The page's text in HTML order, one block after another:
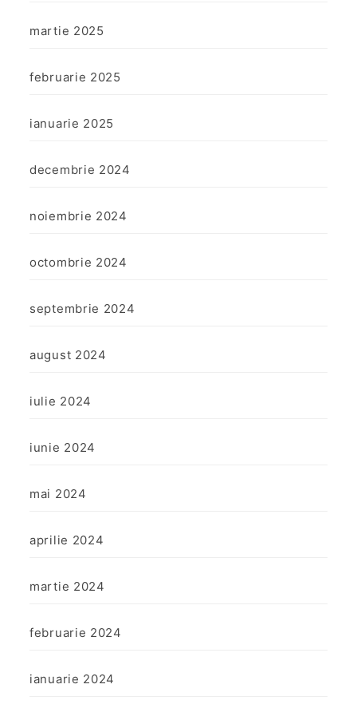
martie 2025
februarie 2025
ianuarie 2025
decembrie 2024
noiembrie 2024
octombrie 2024
septembrie 2024
august 2024
iulie 2024
iunie 2024
mai 2024
aprilie 2024
martie 2024
februarie 2024
ianuarie 2024